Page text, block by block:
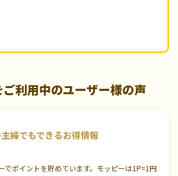
利用中のユーザー様の声
婦でもできるお得情報
でポイントを貯めています。モッピーは1P=1円